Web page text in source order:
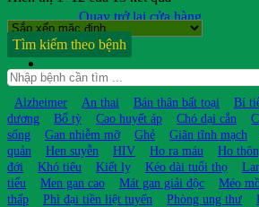
Quay trở lại cửa hàng
Hỏi b.sĩ
Tìm kiếm theo bệnh
Alzheimer An thai Bán thân bất toại Bí
dương
Bổ tỳ Cao huyết áp Chó dại cắn
sống
Gan nhiễm mỡ Ghẻ Giãn tĩnh mạch
quản
Hen suyễn HIV Ho ra máu Ho
đới
Khó tiêu Kiết lỵ Kéo dài tuổi thọ
tiểu
Men gan cao Mát gan giải độc Méo
thấp
Phì đại tiền liệt tuyến Phòng ung thư